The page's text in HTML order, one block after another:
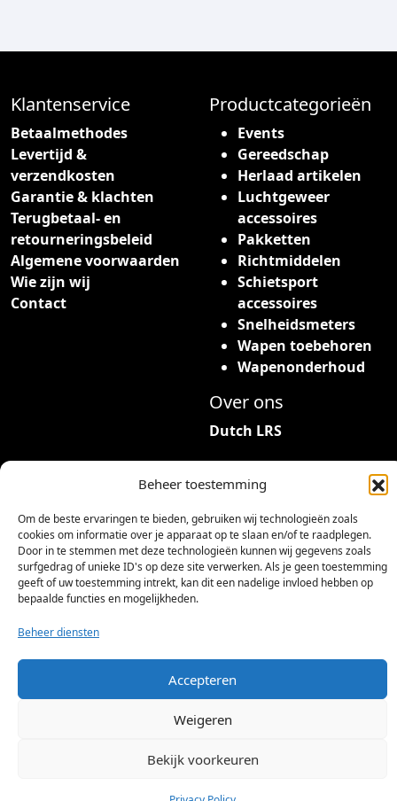
Beheer toestemming
Om de beste ervaringen te bieden, gebruiken wij technologieën zoals
cookies om informatie over je apparaat op te slaan en/of te raadplegen.
Door in te stemmen met deze technologieën kunnen wij gegevens zoals
surfgedrag of unieke ID's op deze site verwerken. Als je geen toestemming
geeft of uw toestemming intrekt, kan dit een nadelige invloed hebben op
bepaalde functies en mogelijkheden.
Beheer diensten
Accepteren
Weigeren
Bekijk voorkeuren
c
h
e
f
t
m
e
e
r
d
e
a
e
s
.
D
e
z
Klantenservice
Betaalmethodes
Levertijd &
verzendkosten
Garantie & klachten
Terugbetaal- en
retourneringsbeleid
Algemene voorwaarden
Wie zijn wij
Contact
Productcategorieën
Events
Gereedschap
Herlaad artikelen
Luchtgeweer
accessoires
Pakketten
Richtmiddelen
Schietsport
accessoires
Snelheidsmeters
Wapen toebehoren
Wapenonderhoud
Over ons
Dutch LRS
Adres: Hambeukerboord
35
(geen bezoekadres)
info@dutchlrs.nl
+31 45 2123953
2026 Dutch LRS